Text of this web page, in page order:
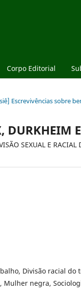
Corpo Editorial
Escrevivências sobre
SEXUAL E RACIAL
Divisão racial do
negra,